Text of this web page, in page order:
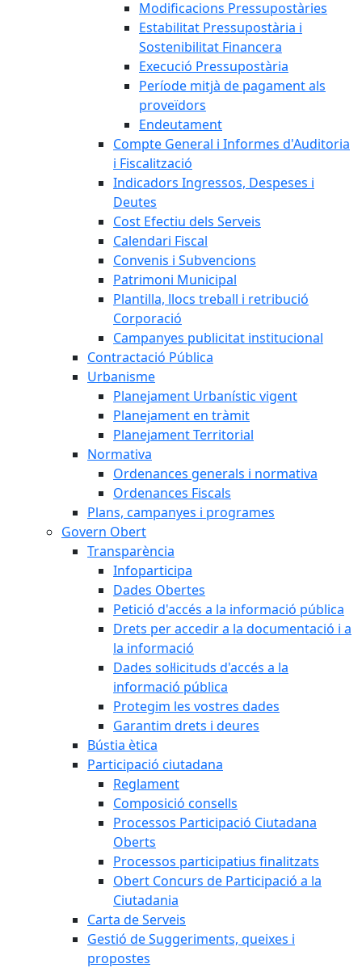
Modificacions Pressupostàries
Estabilitat Pressupostària i
Sostenibilitat Financera
Execució Pressupostària
Període mitjà de pagament als
proveïdors
Endeutament
Compte General i Informes d'Auditoria
i Fiscalització
Indicadors Ingressos, Despeses i
Deutes
Cost Efectiu dels Serveis
Calendari Fiscal
Convenis i Subvencions
Patrimoni Municipal
Plantilla, llocs treball i retribució
Corporació
Campanyes publicitat institucional
Contractació Pública
Urbanisme
Planejament Urbanístic vigent
Planejament en tràmit
Planejament Territorial
Normativa
Ordenances generals i normativa
Ordenances Fiscals
Plans, campanyes i programes
Govern Obert
Transparència
Infoparticipa
Dades Obertes
Petició d'accés a la informació pública
Drets per accedir a la documentació i a
la informació
Dades sol·licituds d'accés a la
informació pública
Protegim les vostres dades
Garantim drets i deures
Bústia ètica
Participació ciutadana
Reglament
Composició consells
Processos Participació Ciutadana
Oberts
Processos participatius finalitzats
Obert Concurs de Participació a la
Ciutadania
Carta de Serveis
Gestió de Suggeriments, queixes i
propostes